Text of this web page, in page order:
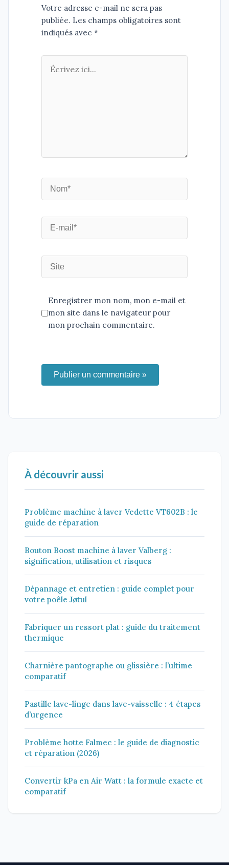
Votre adresse e-mail ne sera pas
publiée. Les champs obligatoires sont
indiqués avec *
Enregistrer mon nom, mon e-mail et
mon site dans le navigateur pour
mon prochain commentaire.
Publier un commentaire »
À découvrir aussi
Problème machine à laver Vedette VT602B : le
guide de réparation
Bouton Boost machine à laver Valberg :
signification, utilisation et risques
Dépannage et entretien : guide complet pour
votre poêle Jøtul
Fabriquer un ressort plat : guide du traitement
thermique
Charnière pantographe ou glissière : l’ultime
comparatif
Pastille lave-linge dans lave-vaisselle : 4 étapes
d’urgence
Problème hotte Falmec : le guide de diagnostic
et réparation (2026)
Convertir kPa en Air Watt : la formule exacte et
comparatif